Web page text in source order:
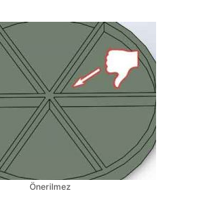
Önerilmez